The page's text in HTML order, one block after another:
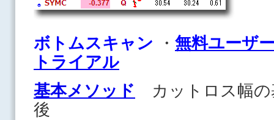
ボトムスキャン ・ 無料ユーザ
トライアル
基本メソッド
カットロス幅
後